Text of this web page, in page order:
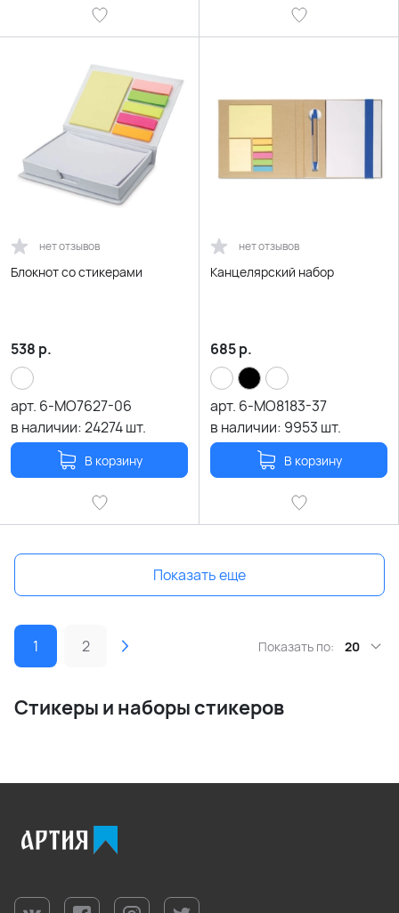
нет отзывов
Блокнот со стикерами
538 р.
арт. 6-MO7627-06
в наличии:24274шт.
В корзину
нет отзывов
Канцелярский набор
685р.
арт. 6-MO8183-37
в наличии: 9953 шт.
В корзину
Показать еще
1 2 Показать по: 20
Стикеры и наборы стикеров